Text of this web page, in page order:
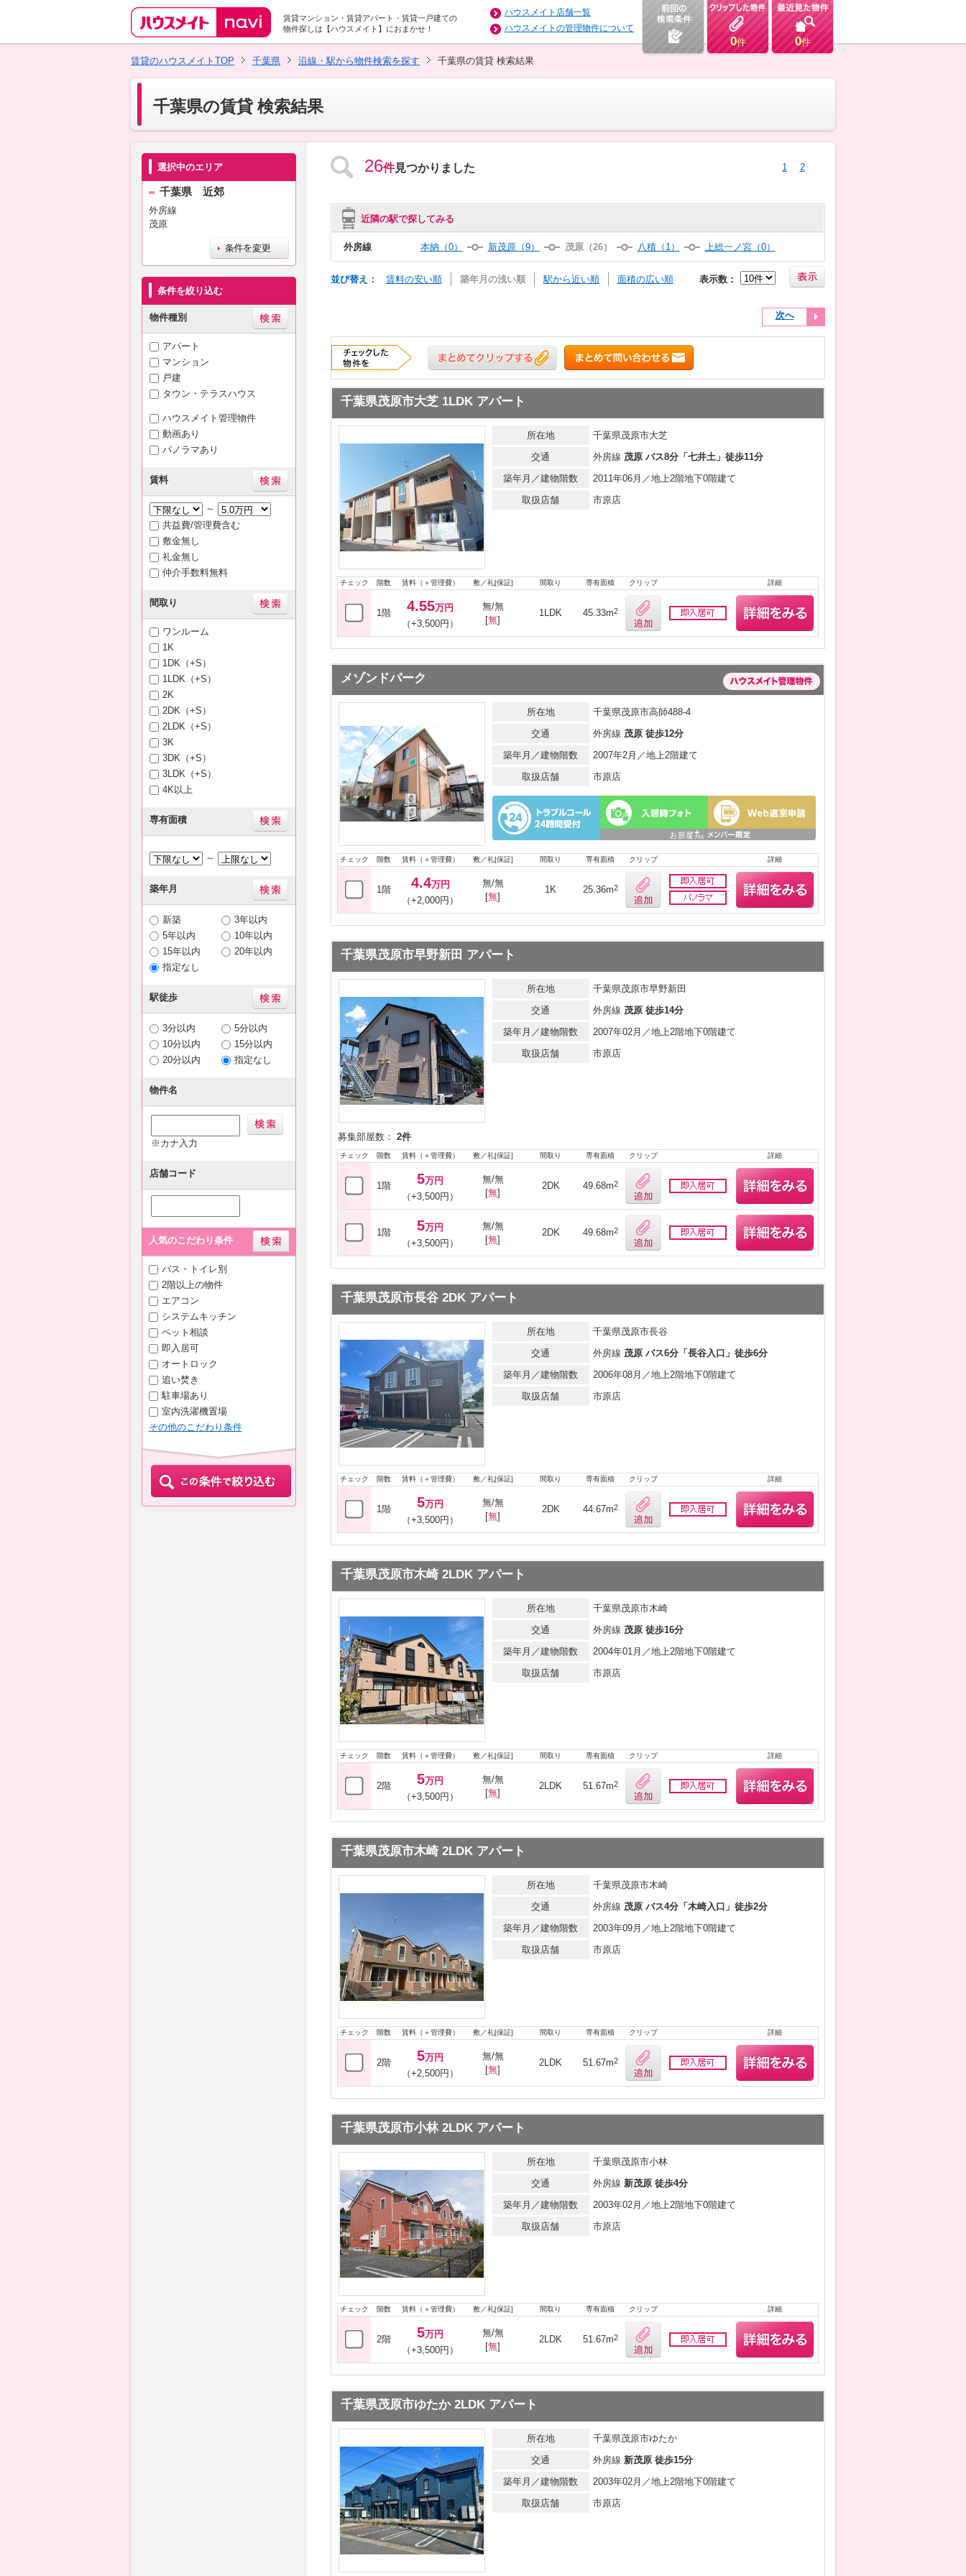
賃貸マンション・賃貸アパート・賃貸一戸建ての
物件探しは【ハウスメイト】におまかせ！
ハウスメイト店舗一覧
ハウスメイトの管理物件について
0件 0件
賃貸のハウスメイトTOP
千葉県 沿線・駅から物件検索を探す 千葉県の賃貸 検索結果
千葉県の賃貸 検索結果
選択中のエリア
千葉県 近郊
外房線
茂原
条件を絞り込む
物件種別
アパート
マンション
戸建
タウン・テラスハウス
ハウスメイト管理物件
動画あり
パノラマあり
賃料
～
共益費/管理費含む
敷金無し
礼金無し
仲介手数料無料
間取り
ワンルーム
1K
1DK（+S）
1LDK（+S）
2K
2DK（+S）
2LDK（+S）
3K
3DK（+S）
3LDK（+S）
4K以上
専有面積
～
築年月
新築
3年以内
5年以内
10年以内
15年以内
20年以内
指定なし
駅徒歩
3分以内
5分以内
10分以内
15分以内
20分以内
指定なし
物件名
※カナ入力
店舗コード
人気のこだわり条件
バス・トイレ別
2階以上の物件
エアコン
システムキッチン
ペット相談
即入居可
オートロック
追い焚き
駐車場あり
室内洗濯機置場
その他のこだわり条件
26件見つかりました 1 2
近隣の駅で探してみる
外房線 本納（0） 新茂原（9） 茂原（26） 八積（1） 上総一ノ宮（0）
並び替え： 賃料の安い順 築年月の浅い順 駅から近い順 面積の広い順 表示数：
次へ
千葉県茂原市大芝 1LDK アパート
所在地
千葉県茂原市大芝
交通
外房線 茂原 バス8分「七井土」徒歩11分
築年月／建物階数
2011年06月／地上2階地下0階建て
取扱店舗
市原店
チェック 階数 賃料（＋管理費） 敷／礼[保証] 間取り 専有面積 クリップ 詳細
1階 4.55万円
（+3,500円）
無/無
[無]
1LDK 45.33m2
メゾンドパーク
所在地
千葉県茂原市高師488-4
交通
外房線 茂原 徒歩12分
築年月／建物階数
2007年2月／地上2階建て
取扱店舗
市原店
チェック 階数 賃料（＋管理費） 敷／礼[保証] 間取り 専有面積 クリップ 詳細
1階 4.4万円
（+2,000円）
無/無
[無]
1K 25.36m2
千葉県茂原市早野新田 アパート
所在地
千葉県茂原市早野新田
交通
外房線 茂原 徒歩14分
築年月／建物階数
2007年02月／地上2階地下0階建て
取扱店舗
市原店
募集部屋数： 2件
チェック 階数 賃料（＋管理費） 敷／礼[保証] 間取り 専有面積 クリップ 詳細
1階 5万円
（+3,500円）
無/無
[無]
2DK 49.68m2
1階 5万円
（+3,500円）
無/無
[無]
2DK 49.68m2
千葉県茂原市長谷 2DK アパート
所在地
千葉県茂原市長谷
交通
外房線 茂原 バス6分「長谷入口」徒歩6分
築年月／建物階数
2006年08月／地上2階地下0階建て
取扱店舗
市原店
チェック 階数 賃料（＋管理費） 敷／礼[保証] 間取り 専有面積 クリップ 詳細
1階 5万円
（+3,500円）
無/無
[無]
2DK 44.67m2
千葉県茂原市木崎 2LDK アパート
所在地
千葉県茂原市木崎
交通
外房線 茂原 徒歩16分
築年月／建物階数
2004年01月／地上2階地下0階建て
取扱店舗
市原店
チェック 階数 賃料（＋管理費） 敷／礼[保証] 間取り 専有面積 クリップ 詳細
2階 5万円
（+3,500円）
無/無
[無]
2LDK 51.67m2
千葉県茂原市木崎 2LDK アパート
所在地
千葉県茂原市木崎
交通
外房線 茂原 バス4分「木崎入口」徒歩2分
築年月／建物階数
2003年09月／地上2階地下0階建て
取扱店舗
市原店
チェック 階数 賃料（＋管理費） 敷／礼[保証] 間取り 専有面積 クリップ 詳細
2階 5万円
（+2,500円）
無/無
[無]
2LDK 51.67m2
千葉県茂原市小林 2LDK アパート
所在地
千葉県茂原市小林
交通
外房線 新茂原 徒歩4分
築年月／建物階数
2003年02月／地上2階地下0階建て
取扱店舗
市原店
チェック 階数 賃料（＋管理費） 敷／礼[保証] 間取り 専有面積 クリップ 詳細
2階 5万円
（+3,500円）
無/無
[無]
2LDK 51.67m2
千葉県茂原市ゆたか 2LDK アパート
所在地
千葉県茂原市ゆたか
交通
外房線 新茂原 徒歩15分
築年月／建物階数
2003年02月／地上2階地下0階建て
取扱店舗
市原店